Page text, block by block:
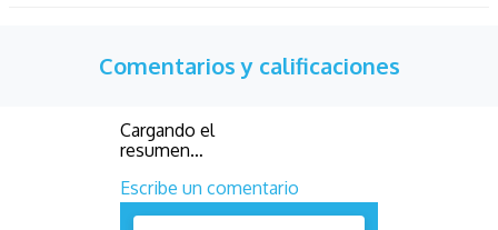
Comentarios y calificaciones
Cargando el
resumen…
Escribe un comentario